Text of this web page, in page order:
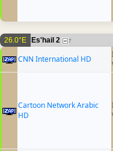
26.0°E Es'hail 2 7
CNN International HD
Cartoon Network Arabic
HD